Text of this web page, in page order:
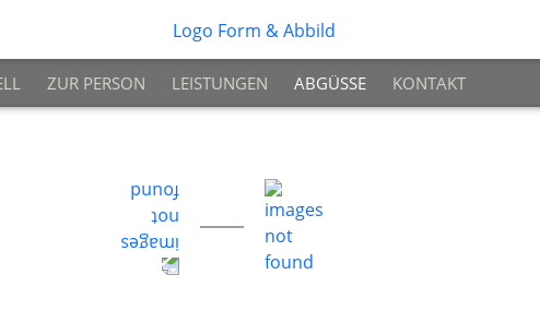
ZUR PERSON LEISTUNGEN ABGÜSSE KONTAKT